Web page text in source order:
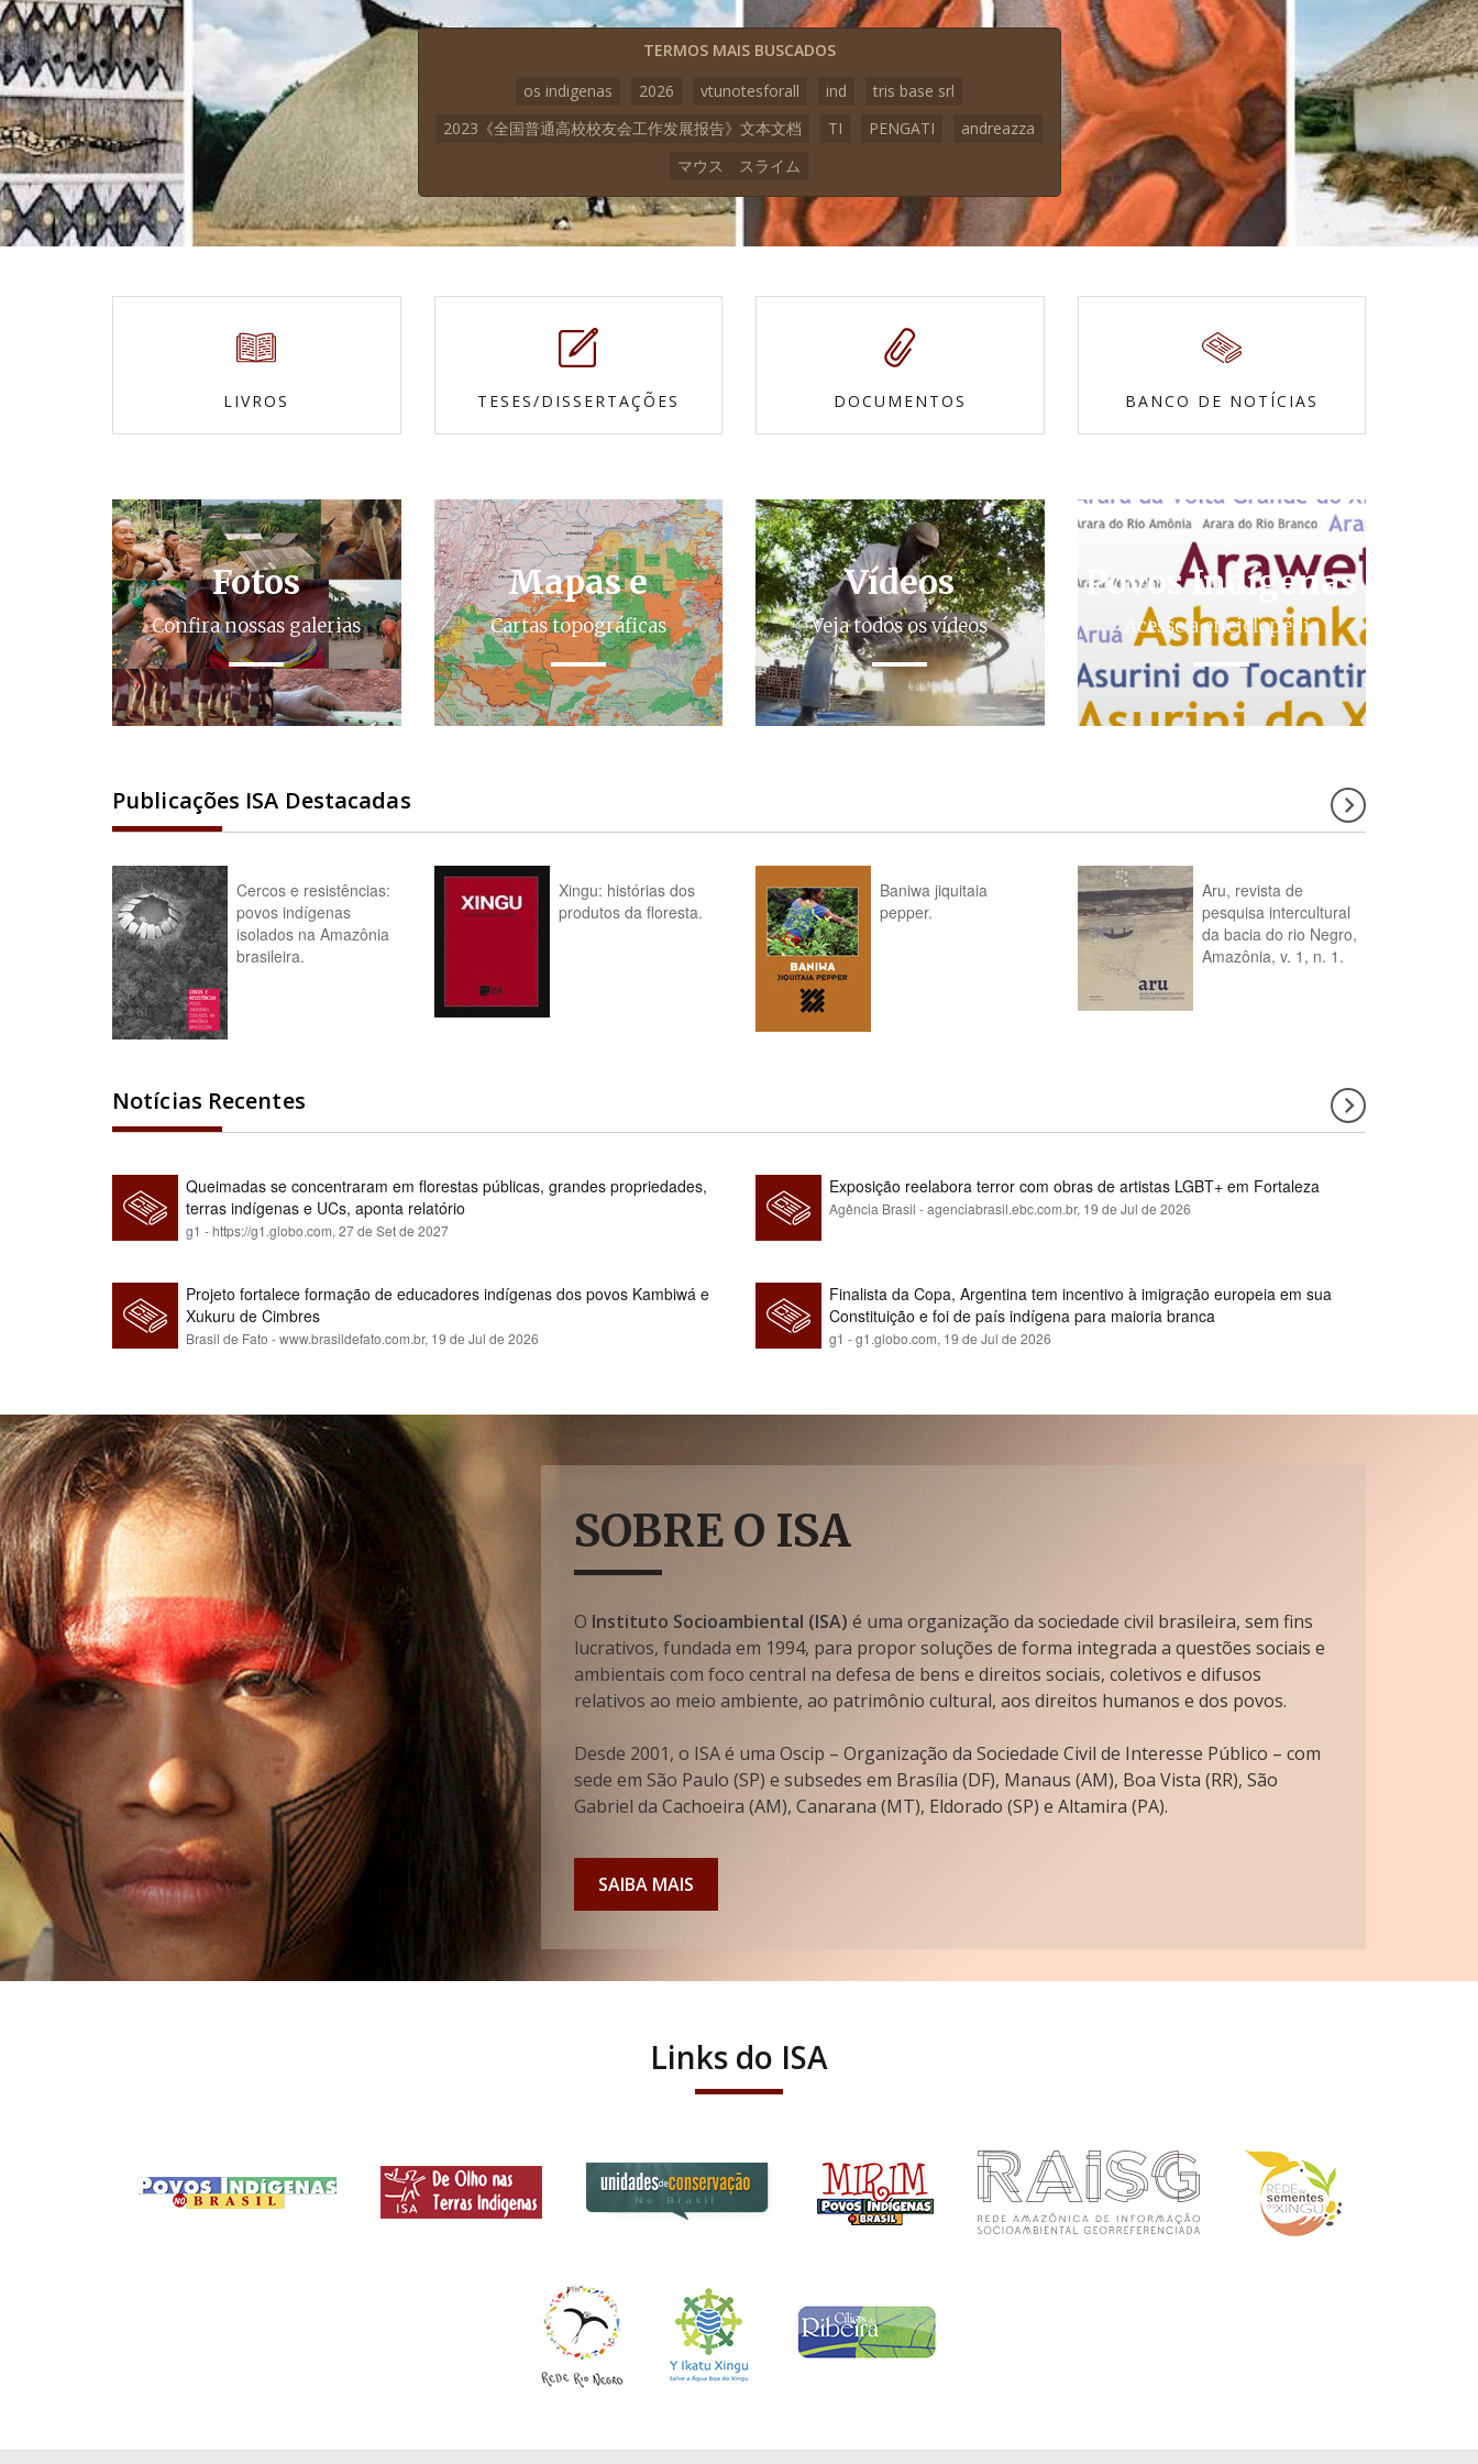
TERMOS MAIS BUSCADOS
os indigenas
2026 vtunotesforall ind
tris base srl
2023《全国普通高校校友会工作发展报告》文本文档
TI PENGATI
andreazza
マウス スライム
LIVROS TESES/DISSERTAÇÕES DOCUMENTOS BANCO DE NOTÍCIAS
Fotos
Confira nossas galerias
Mapas e
Cartas topográficas
Vídeos
Veja todos os vídeos
Povos Indígenas
Acesse a enciclopédia
Publicações ISA Destacadas
Cercos e resistências:
povos indígenas
isolados na Amazônia
brasileira.
Xingu: histórias dos
produtos da floresta.
Baniwa jiquitaia
pepper.
Aru, revista de
pesquisa intercultural
da bacia do rio Negro,
Amazônia, v. 1, n. 1.
Notícias Recentes
Queimadas se concentraram em florestas públicas, grandes propriedades,
terras indígenas e UCs, aponta relatório
g1 - https://g1.globo.com, 27 de Set de 2027
Exposição reelabora terror com obras de artistas LGBT+ em Fortaleza
Agência Brasil - agenciabrasil.ebc.com.br, 19 de Jul de 2026
Projeto fortalece formação de educadores indígenas dos povos Kambiwá e
Xukuru de Cimbres
Brasil de Fato - www.brasildefato.com.br, 19 de Jul de 2026
Finalista da Copa, Argentina tem incentivo à imigração europeia em sua
Constituição e foi de país indígena para maioria branca
g1 - g1.globo.com, 19 de Jul de 2026
SOBRE O ISA
O Instituto Socioambiental (ISA) é uma organização da sociedade civil brasileira, sem fins
lucrativos, fundada em 1994, para propor soluções de forma integrada a questões sociais e
ambientais com foco central na defesa de bens e direitos sociais, coletivos e difusos
relativos ao meio ambiente, ao patrimônio cultural, aos direitos humanos e dos povos.
Desde 2001, o ISA é uma Oscip – Organização da Sociedade Civil de Interesse Público – com
sede em São Paulo (SP) e subsedes em Brasília (DF), Manaus (AM), Boa Vista (RR), São
Gabriel da Cachoeira (AM), Canarana (MT), Eldorado (SP) e Altamira (PA).
SAIBA MAIS
Links do ISA